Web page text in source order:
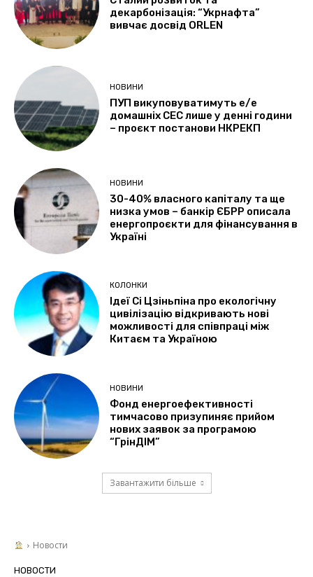
декарбонізація: “Укрнафта”
вивчає досвід ORLEN
НОВИНИ
ПУП викуповуватимуть е/е
домашніх СЕС лише у денні години
– проєкт постанови НКРЕКП
НОВИНИ
30-40% власного капіталу та ще
низка умов – банкір ЄБРР описала
енергопроєкти для фінансування в
Україні
КОЛОНКИ
Ідеї Сі Цзіньпіна про екологічну
цивілізацію відкривають нові
можливості для співпраці між
Китаєм та Україною
НОВИНИ
Фонд енергоефективності
тимчасово призупиняє прийом
нових заявок за програмою
“ГрінДІМ”
Завантажити більше